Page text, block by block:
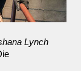
Lynch